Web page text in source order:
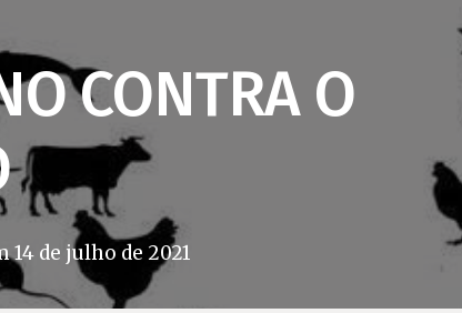
CONTRA O
14 de julho de 2021